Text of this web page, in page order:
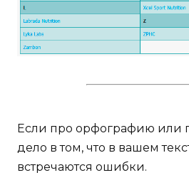
Если про орфографию или
дело в том, что в вашем
встречаются ошибки.